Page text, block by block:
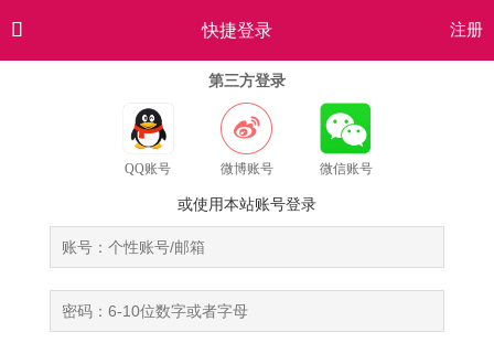
 快捷登录 注册
第三方登录
QQ账号 微博账号 微信账号
或使用本站账号登录